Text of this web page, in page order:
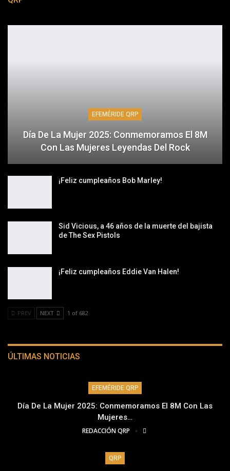
EFEMÉRIDE QRP
Día De La Mujer 2025: Conmemoramos El 8M
Con Las Mujeres Leyendas Del Rock
¡Feliz cumpleaños Bob Marley!
Sid Vicious, a 46 años de la muerte del bajista
de The Sex Pistols
¡Feliz cumpleaños Eddie Van Halen!
PREV NEXT 1 of 682
ÚLTIMAS NOTICIAS
EFEMÉRIDE QRP
Día De La Mujer 2025: Conmemoramos El 8M Con Las
Mujeres…
REDACCIÓN QRP
QRP